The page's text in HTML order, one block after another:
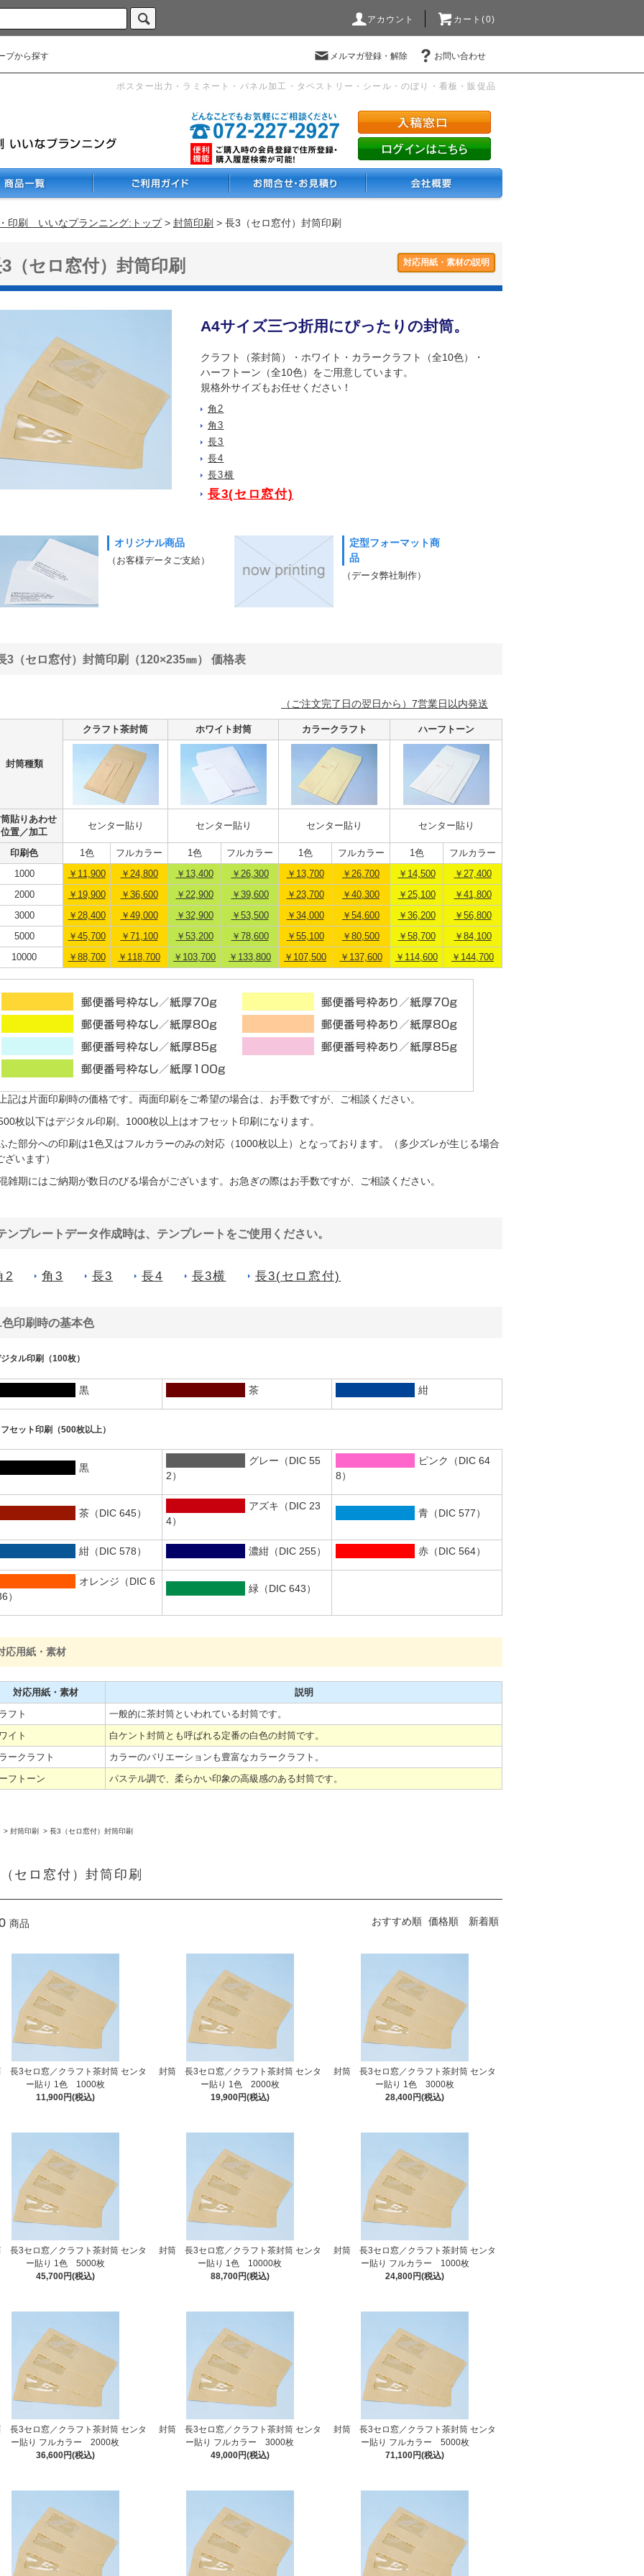
アカウント カート(0)
プから探す メルマガ登録・解除 お問い合わせ
ポスター出力・ラミネート・パネル加工・タペストリー・シール・のぼり・看板・販促品
印刷 いいなプランニング:トップ> 封筒印刷 > 長3（セロ窓付）封筒印刷
（セロ窓付）封筒印刷 対応用紙・素材の説明
A4サイズ三つ折用にぴったりの封筒。
クラフト（茶封筒）・ホワイト・カラークラフト（全10色）・
ハーフトーン（全10色）をご用意しています。
規格外サイズもお任せください！
角2
角3
長3
長4
長3横
長3(セロ窓付)
オリジナル商品
（お客様データご支給）
定型フォーマット商
品
（データ弊社制作）
3（セロ窓付）封筒印刷（120×235㎜） 価格表
（ご注文完了日の翌日から）7営業日以内発送
封筒種類
クラフト茶封筒 ホワイト封筒 カラークラフト ハーフトーン
貼りあわせ
位置／加工
センター貼り センター貼り センター貼り センター貼り
印刷色 1色 フルカラー 1色 フルカラー 1色 フルカラー 1色 フルカラー
1000 ￥11,900 ￥24,800 ￥13,400 ￥26,300 ￥13,700 ￥26,700 ￥14,500 ￥27,400
2000 ￥19,900 ￥36,600 ￥22,900 ￥39,600 ￥23,700 ￥40,300 ￥25,100 ￥41,800
3000 ￥28,400 ￥49,000 ￥32,900 ￥53,500 ￥34,000 ￥54,600 ￥36,200 ￥56,800
5000 ￥45,700 ￥71,100 ￥53,200 ￥78,600 ￥55,100 ￥80,500 ￥58,700 ￥84,100
10000 ￥88,700 ￥118,700 ￥103,700 ￥133,800 ￥107,500 ￥137,600 ￥114,600 ￥144,700
記は片面印刷時の価格です。両面印刷をご希望の場合は、お手数ですが、ご相談ください。
枚以下はデジタル印刷。1000枚以上はオフセット印刷になります。
た部分への印刷は1色又はフルカラーのみの対応（1000枚以上）となっております。（多少ズレが生じる場合
ざいます）
雑期にはご納期が数日のびる場合がございます。お急ぎの際はお手数ですが、ご相談ください。
ンプレートデータ作成時は、テンプレートをご使用ください。
2 角3 長3 長4 長3横 長3(セロ窓付)
色印刷時の基本色
タル印刷（100枚）
黒 茶 紺
セット印刷（500枚以上）
黒
グレー（DIC 55
2）
ピンク（DIC 64
8）
茶（DIC 645）
アズキ（DIC 23
4）
青（DIC 577）
紺（DIC 578） 濃紺（DIC 255） 赤（DIC 564）
オレンジ（DIC 6
）
緑（DIC 643）
応用紙・素材
対応用紙・素材
説明
フト
一般的に茶封筒といわれている封筒です。
イト
白ケント封筒とも呼ばれる定番の白色の封筒です。
ークラフト
カラーのバリエーションも豊富なカラークラフト。
フトーン
パステル調で、柔らかい印象の高級感のある封筒です。
> 封筒印刷 > 長3（セロ窓付）封筒印刷
セロ窓付）封筒印刷
商品 おすすめ順 価格順 新着順
長3セロ窓／クラフト茶封筒 センタ
ー貼り 1色 1000枚
11,900円(税込)
封筒 長3セロ窓／クラフト茶封筒 センタ
ー貼り 1色 2000枚
19,900円(税込)
封筒 長3セロ窓／クラフト茶封筒 センタ
ー貼り 1色 3000枚
28,400円(税込)
長3セロ窓／クラフト茶封筒 センタ
ー貼り 1色 5000枚
45,700円(税込)
封筒 長3セロ窓／クラフト茶封筒 センタ
ー貼り 1色 10000枚
88,700円(税込)
封筒 長3セロ窓／クラフト茶封筒 センタ
ー貼り フルカラー 1000枚
24,800円(税込)
長3セロ窓／クラフト茶封筒 センタ
ー貼り フルカラー 2000枚
36,600円(税込)
封筒 長3セロ窓／クラフト茶封筒 センタ
ー貼り フルカラー 3000枚
49,000円(税込)
封筒 長3セロ窓／クラフト茶封筒 センタ
ー貼り フルカラー 5000枚
71,100円(税込)